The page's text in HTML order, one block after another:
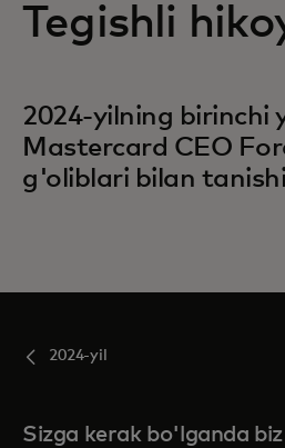
Tegishli
2024-yilning birinchi
Mastercard CEO
g'oliblari bilan
2024-yil
Sizga kerak bo'lganda biz